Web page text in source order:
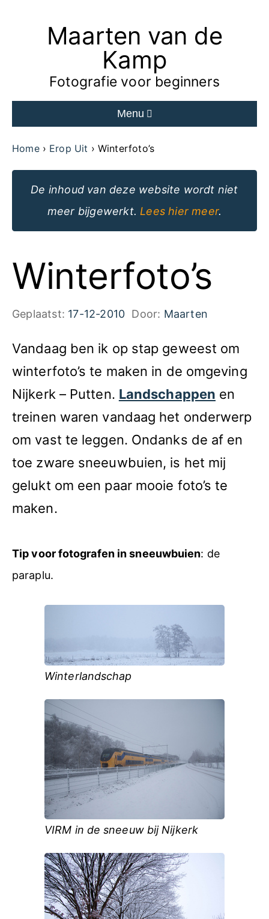
Maarten van de
Kamp
Fotografie voor beginners
Menu
Home Erop Uit Winterfoto’s
De inhoud van deze website wordt niet
meer bijgewerkt. Lees hier meer.
Winterfoto’s
Geplaatst: 17-12-2010 Door: Maarten
Vandaag ben ik op stap geweest om
winterfoto’s te maken in de omgeving
Nijkerk – Putten. Landschappen en
treinen waren vandaag het onderwerp
om vast te leggen. Ondanks de af en
toe zware sneeuwbuien, is het mij
gelukt om een paar mooie foto’s te
maken.
Tip voor fotografen in sneeuwbuien: de
paraplu.
Winterlandschap
VIRM in de sneeuw bij Nijkerk